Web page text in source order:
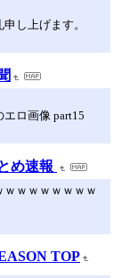
し上げます。
ロ画像 part15
め速報
ｗｗｗｗｗｗｗ
TOP